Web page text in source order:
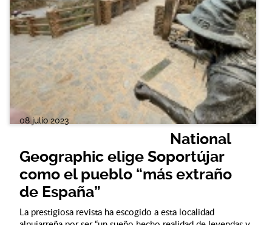
08 julio 2023
National
Geographic elige Soportújar
como el pueblo “más extraño
de España”
La prestigiosa revista ha escogido a esta localidad